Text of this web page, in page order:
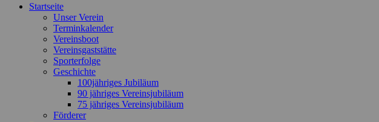
Zum
Startseite
Unser Verein
Terminkalender
Vereinsboot
Vereinsgaststätte
Sporterfolge
Geschichte
100jähriges Jubiläum
90 jähriges Vereinsjubiläum
75 jähriges Vereinsjubiläum
Förderer